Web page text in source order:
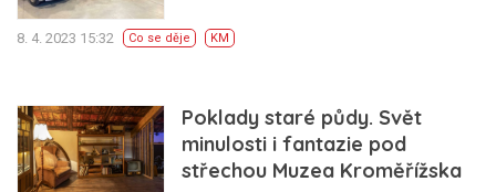
8. 4. 2023 15:32 Co se děje KM
Poklady staré půdy. Svět
minulosti i fantazie pod
střechou Muzea Kroměřížska